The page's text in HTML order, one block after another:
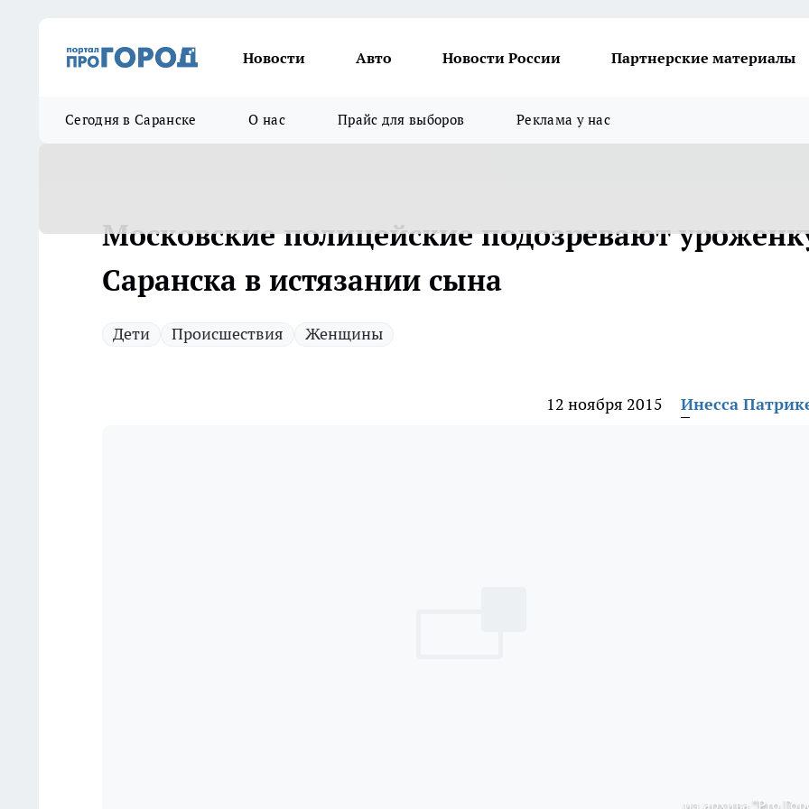
Новости Авто Новости России Партнерские материалы
Сегодня в Саранске О нас Прайс для выборов Реклама у нас
Московские полицейские подозревают
Саранска в истязании сына
Дети Происшествия Женщины
12 ноября 2015 Инесса
из архива "Pro